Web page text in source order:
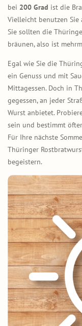
bei 200 Grad ist die
Vielleicht benutzen Sie
Sie sollten die
bräunen, also ist
Egal wie Sie die
ein Genuss und mit
Mittagessen. Doch in
gegessen, an jeder
Wurst anbietet.
sein und bestimmt
Für Ihre nächste
Thüringer
begeistern.